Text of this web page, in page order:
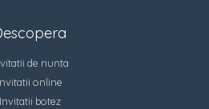
de nunta
online
Invitatii botez